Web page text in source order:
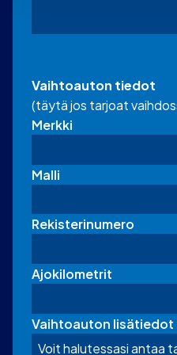
Vaihtoauton tiedot
(täytä jos tarjoat
Merkki
Malli
Rekisterinumero
Ajokilometrit
Vaihtoauton lisätiedot